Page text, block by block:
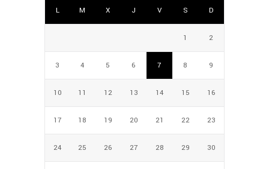
L M X J V S D
1 2
3 4 5 6 7 8 9
10 11 12 13 14 15 16
17 18 19 20 21 22 23
24 25 26 27 28 29 30